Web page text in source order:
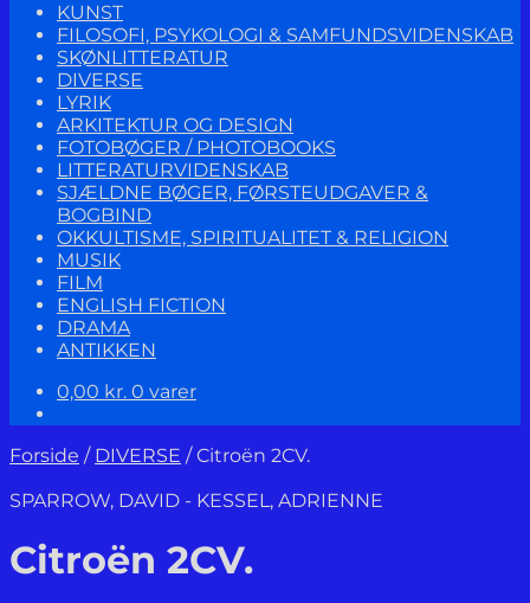
KUNST
FILOSOFI, PSYKOLOGI & SAMFUNDSVIDENSKAB
SKØNLITTERATUR
DIVERSE
LYRIK
ARKITEKTUR OG DESIGN
FOTOBØGER / PHOTOBOOKS
LITTERATURVIDENSKAB
SJÆLDNE BØGER, FØRSTEUDGAVER &
BOGBIND
OKKULTISME, SPIRITUALITET & RELIGION
MUSIK
FILM
ENGLISH FICTION
DRAMA
ANTIKKEN
0,00 kr. 0 varer
Forside / DIVERSE /Citroën 2CV.
SPARROW, DAVID - KESSEL, ADRIENNE
Citroën 2CV.